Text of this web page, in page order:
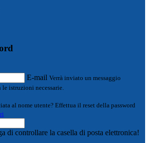
E-mail Verrà inviato un messaggio
istruzioni necessarie.
al nome utente? Effettua il reset della password
di controllare la casella di posta elettronica!